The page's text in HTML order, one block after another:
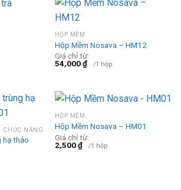
HỘP MỀM
Hộp Mềm Nosava – HM12
Giá chỉ từ:
54,000₫ /1 hộp
CHỨC NĂNG
hạ thảo
HỘP MỀM
Hộp Mềm Nosava – HM01
Giá chỉ từ:
2,500₫ /1 hộp